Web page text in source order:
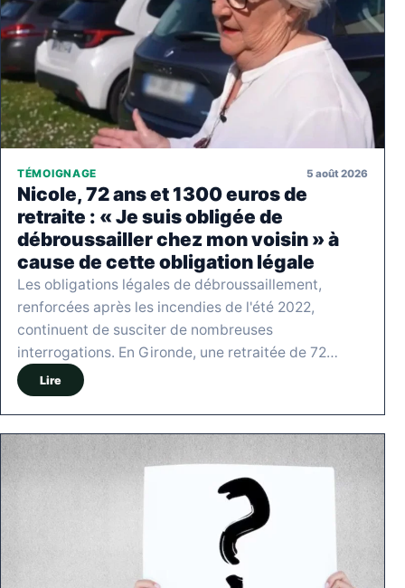
TÉMOIGNAGE 5 août 2026
Nicole, 72 ans et 1300 euros de
retraite : « Je suis obligée de
débroussailler chez mon voisin » à
cause de cette obligation légale
Les obligations légales de débroussaillement,
renforcées après les incendies de l'été 2022,
continuent de susciter de nombreuses
interrogations. En Gironde, une retraitée de 72…
Lire